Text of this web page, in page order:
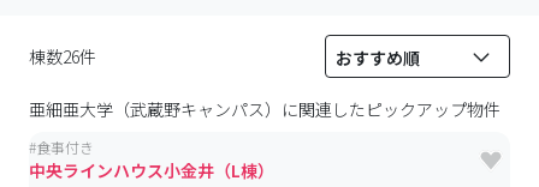
棟数26件
亜細亜大学（武蔵野キャンパス） に関連したピックアップ物件
#食事付き
中央ラインハウス小金井（L棟）